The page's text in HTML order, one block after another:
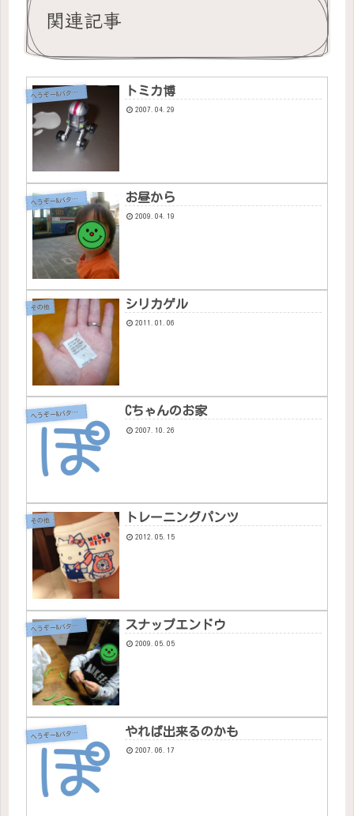
関連記事
へ
うぞー&バタちゃん トミカ博
2007.04.29
へ
うぞー&バタちゃん お昼から
2009.04.19
その他 シリカゲル
2011.01.06
へ
うぞー&バタちゃん Cちゃんのお家
2007.10.26
その他 トレーニングパンツ
2012.05.15
へ
うぞー&バタちゃん スナップエンドウ
2009.05.05
へ
うぞー&バタちゃん やれば出来るのかも
2007.06.17